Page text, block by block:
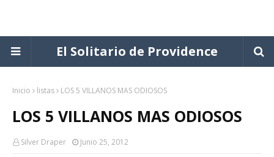
El Solitario de Providence
Inicio listas LOS 5 VILLANOS MAS ODIOSOS
LOS 5 VILLANOS MAS ODIOSOS
Silver Draper Junio 25, 2012